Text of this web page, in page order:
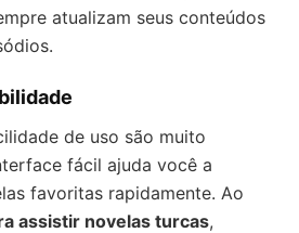
atualizam seus conteúdos
de uso são muito
fácil ajuda você a
favoritas rapidamente. Ao
assistir novelas turcas,